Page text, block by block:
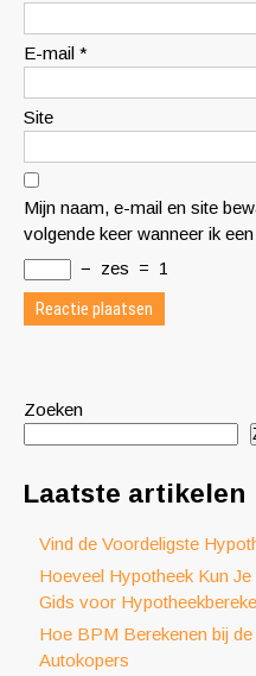
E-mail *
Site
Mijn naam, e-mail en site
volgende keer wanneer ik
− zes = 1
Zoeken
Laatste artikelen
Vind de Voordeligste
Hoeveel Hypotheek Kun
Gids voor
Hoe BPM Berekenen bij
Autokopers